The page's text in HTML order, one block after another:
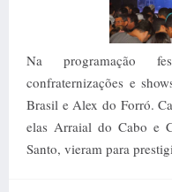
Na programação
confraternizações e
Brasil e Alex do Forró.
elas Arraial do Cabo e
Santo, vieram para